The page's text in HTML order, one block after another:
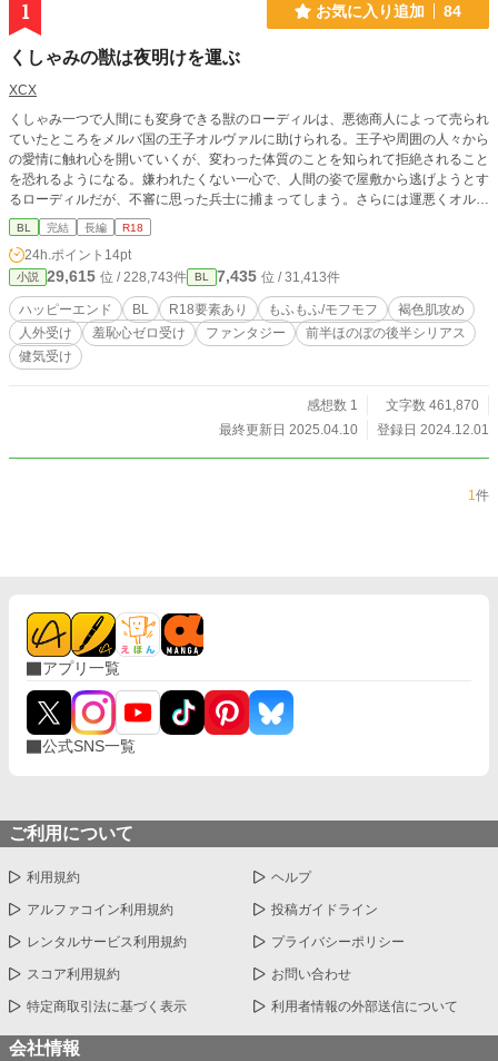
1 お気に入り追加 84
くしゃみの獣は夜明けを運ぶ
XCX
くしゃみ一つで人間にも変身できる獣のローディルは、悪徳商人によって売られ
ていたところをメルバ国の王子オルヴァルに助けられる。王子や周囲の人々から
の愛情に触れ心を開いていくが、変わった体質のことを知られて拒絶されること
を恐れるようになる。嫌われたくない一心で、人間の姿で屋敷から逃げようとす
るローディルだが、不審に思った兵士に捕まってしまう。さらには運悪くオルヴ
ァルに見つかってしまい──。 さらには国内を取り巻く混乱にも巻き込まれ、二
人は自らの運命に向き合って行くことになっていく。
BL 完結 長編 R18
24h.ポイント 14pt
小説 29,615 位 / 228,743件 BL 7,435 位 / 31,413件
ハッピーエンド BL R18要素あり もふもふ/モフモフ
褐色肌攻め
人外受け
羞恥心ゼロ受け ファンタジー
前半ほのぼの後半シリアス
健気受け
感想数 1
文字数 461,870
最終更新日 2025.04.10
登録日 2024.12.01
1件
アプリ一覧
公式SNS一覧
ご利用について
利用規約 ヘルプ
アルファコイン利用規約 投稿ガイドライン
レンタルサービス利用規約 プライバシーポリシー
スコア利用規約 お問い合わせ
特定商取引法に基づく表示 利用者情報の外部送信について
会社情報